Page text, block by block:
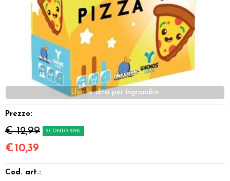
Accessori
Giocattoli e Gadget
Offerte del Dragone
Prezzo:
€ 12,99 SCONTO 20%
€ 10,39
Cod. art.: